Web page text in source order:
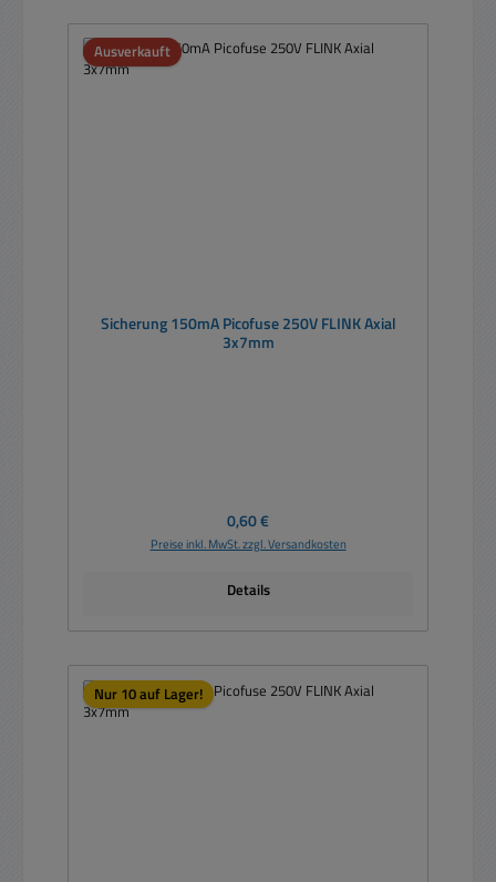
Ausverkauft
Sicherung 150mA Picofuse 250V FLINK Axial
3x7mm
Regulärer Preis:
0,60 €
Preise inkl. MwSt. zzgl. Versandkosten
Details
Nur 10 auf Lager!